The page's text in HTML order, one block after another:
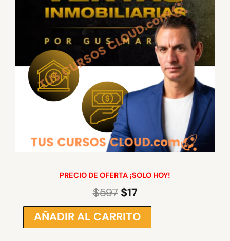
PRECIO DE OFERTA ¡SOLO HOY!
$597 El
precio
original
era:
$17
precio
actual
es:
Ventas
Inmobiliarias
AÑADIR AL CARRITO